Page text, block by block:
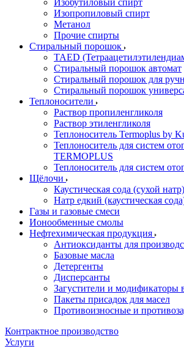
Изобутиловый спирт
Изопропиловый спирт
Метанол
Прочие спирты
Стиральный порошок
TAED
Стиральный порошок автомат
Стиральный порошок для
Стиральный порошок
Теплоносители
Раствор пропиленгликоля
Раствор этиленгликоля
Теплоноситель Termoplus by
Теплоноситель для систем
TERMOPLUS
Теплоноситель для систем
Щёлочи
Каустическая сода (сухой натр)
Натр едкий (каустическая
Газы и газовые смеси
Ионообменные смолы
Нефтехимическая продукция
Антиоксиданты для
Базовые масла
Детергенты
Дисперсанты
Загустители и модификаторы
Пакеты присадок для масел
Противоизносные и
Контрактное производство
Услуги